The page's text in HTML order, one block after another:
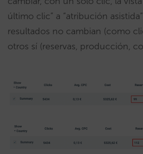
último clic” a “atribución
resultados no cambian (como
otros sí (reservas, producción,